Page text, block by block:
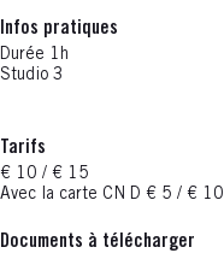
Infos pratiques
Durée 1h
Studio 3
Tarifs
€ 10 / € 15
Avec la carte CN D € 5 / € 10
Documents à télécharger